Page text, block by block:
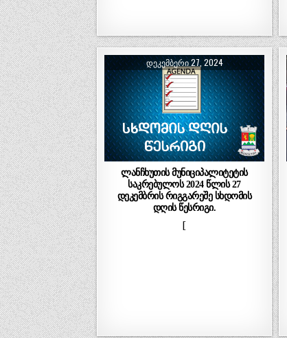
ᲓᲔᲙᲔᲛᲑᲔᲠᲘ 27, 2024
ლანჩხუთის მუნიციპალიტეტის
საკრებულოს 2024 წლის 27
დეკემბრის რიგგარეშე სხდომის
დღის წესრიგი.